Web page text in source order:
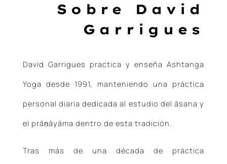
Sobre David
Garrigues
David Garrigues practica y enseña Ashtanga
Yoga desde 1991, manteniendo una práctica
personal diaria dedicada al estudio del āsana y
el prāṇāyāma dentro de esta tradición.
Tras más de una década de práctica